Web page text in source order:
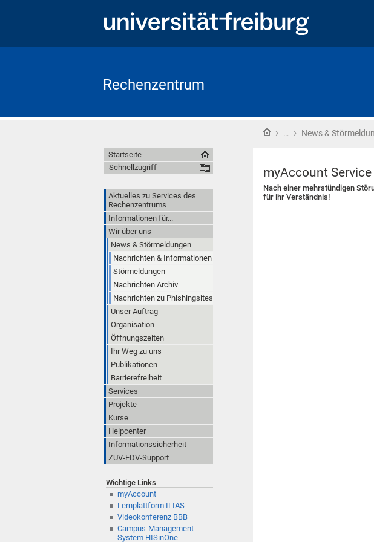
Rechenzentrum
Startseite
› … › News &
myAccount
Nach einer mehrstündigen
für ihr Verständnis!
Startseite
Schnellzugriff
Aktuelles zu Services des
Rechenzentrums
Informationen für...
Wir über uns
News & Störmeldungen
Nachrichten & Informationen
Störmeldungen
Nachrichten Archiv
Nachrichten zu Phishingsites
Unser Auftrag
Organisation
Öffnungszeiten
Ihr Weg zu uns
Publikationen
Barrierefreiheit
Services
Projekte
Kurse
Helpcenter
Informationssicherheit
ZUV-EDV-Support
Wichtige Links
myAccount
Lernplattform ILIAS
Videokonferenz BBB
Campus-Management-
System HISinOne